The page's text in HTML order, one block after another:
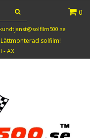
0
kundtjanst@solfilm500.se
Lättmonterad solfilm!
- AX